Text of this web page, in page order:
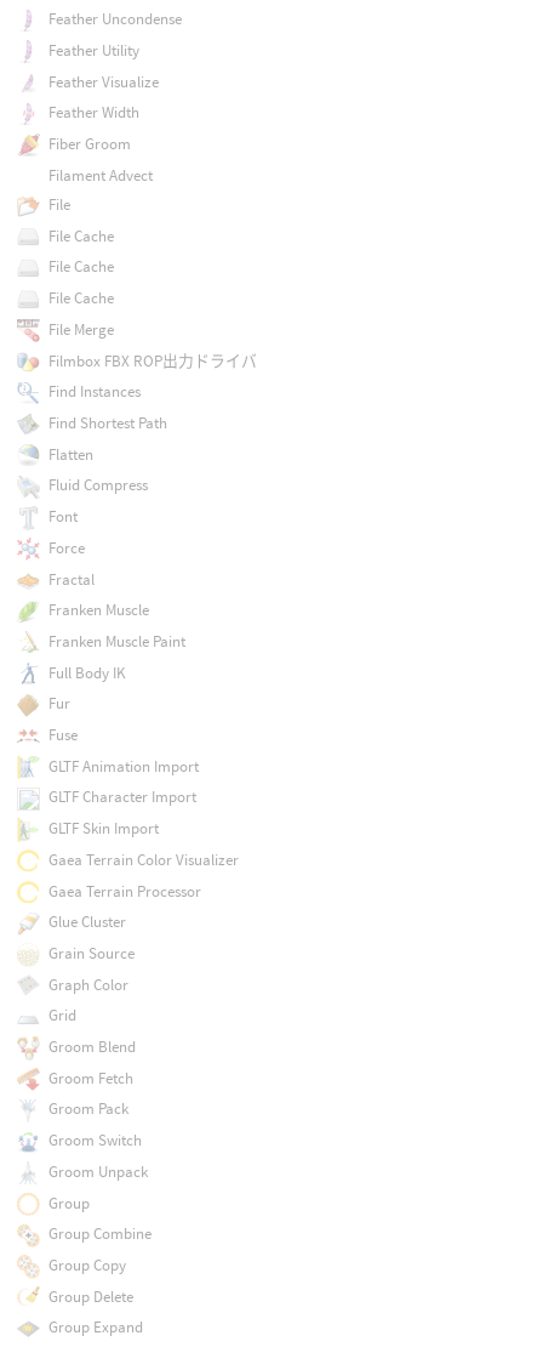
Feather Uncondense
Feather Utility
Feather Visualize
Feather Width
Fiber Groom
Filament Advect
File
File Cache
File Cache
File Cache
File Merge
Filmbox FBX ROP出力ドライバ
Find Instances
Find Shortest Path
Flatten
Fluid Compress
Font
Force
Fractal
Franken Muscle
Franken Muscle Paint
Full Body IK
Fur
Fuse
GLTF Animation Import
GLTF Character Import
GLTF Skin Import
Gaea Terrain Color Visualizer
Gaea Terrain Processor
Glue Cluster
Grain Source
Graph Color
Grid
Groom Blend
Groom Fetch
Groom Pack
Groom Switch
Groom Unpack
Group
Group Combine
Group Copy
Group Delete
Group Expand